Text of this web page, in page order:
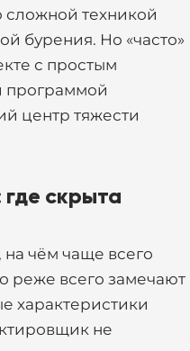
сложной техникой
бурения. Но «часто»
с простым
программой
центр тяжести
скрыта
чём чаще всего
реже всего замечают
характеристики
не